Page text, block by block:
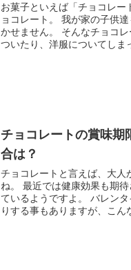
お菓子といえば「チョコレー
ョコレート。 我が家の子供
かせません。 そんなチョコ
ついたり、洋服についてしま
チョコレートの賞味期
合は？
チョコレートと言えば、大人
ね。 最近では健康効果も期
ているようですよ。 バレン
りする事もありますが、こん